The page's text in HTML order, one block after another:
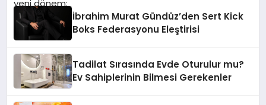
İbrahim Murat Gündüz’den Sert Kick
Boks Federasyonu Eleştirisi
Tadilat Sırasında Evde Oturulur mu?
Ev Sahiplerinin Bilmesi Gerekenler